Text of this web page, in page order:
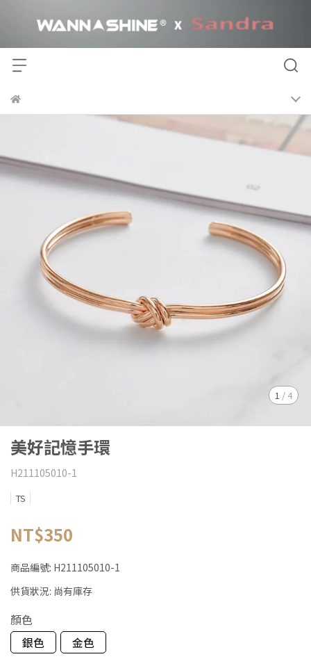
1 / 4
美好記憶手環
H211105010-1
TS
NT$350
商品編號: H211105010-1
供貨狀況: 尚有庫存
顏色
銀色
金色